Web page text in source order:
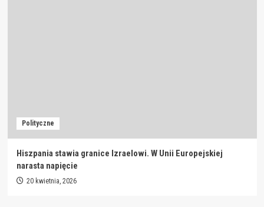
Polityczne
Hiszpania stawia granice Izraelowi. W Unii Europejskiej
narasta napięcie
20 kwietnia, 2026